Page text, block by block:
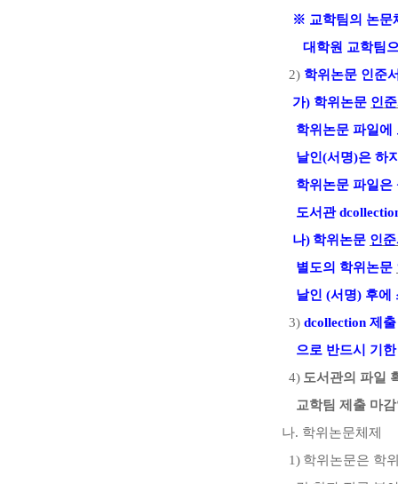
※ 교학팀의 논
대학원 교학팀
2) 학위논문 인준
가) 학위논문 인
학위논문 파일에
날인(서명)은 하
학위논문 파일은
도서관
나) 학위논문 인
별도의 학위논문
날인 (서명) 후에
3) dcollection 제
으로 반드시 기
4) 도서관의 파일
교학팀 제출 마
나. 학위논문체제
1) 학위논문은 학